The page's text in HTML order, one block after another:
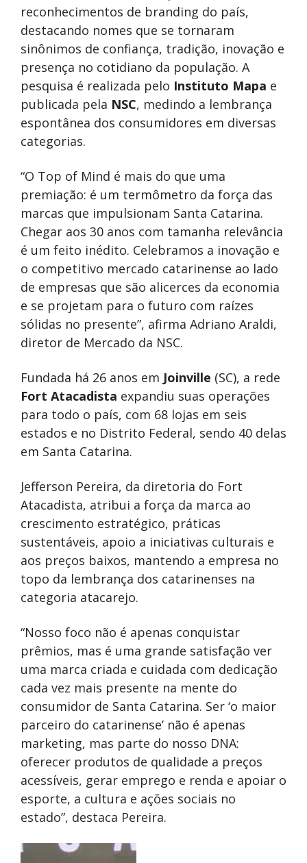
reconhecimentos de branding do país,
destacando nomes que se tornaram
sinônimos de confiança, tradição, inovação e
presença no cotidiano da população. A
pesquisa é realizada pelo Instituto Mapa e
publicada pela NSC, medindo a lembrança
espontânea dos consumidores em diversas
categorias.
“O Top of Mind é mais do que uma
premiação: é um termômetro da força das
marcas que impulsionam Santa Catarina.
Chegar aos 30 anos com tamanha relevância
é um feito inédito. Celebramos a inovação e
o competitivo mercado catarinense ao lado
de empresas que são alicerces da economia
e se projetam para o futuro com raízes
sólidas no presente”, afirma Adriano Araldi,
diretor de Mercado da NSC.
Fundada há 26 anos em Joinville (SC), a rede
Fort Atacadista expandiu suas operações
para todo o país, com 68 lojas em seis
estados e no Distrito Federal, sendo 40 delas
em Santa Catarina.
Jefferson Pereira, da diretoria do Fort
Atacadista, atribui a força da marca ao
crescimento estratégico, práticas
sustentáveis, apoio a iniciativas culturais e
aos preços baixos, mantendo a empresa no
topo da lembrança dos catarinenses na
categoria atacarejo.
“Nosso foco não é apenas conquistar
prêmios, mas é uma grande satisfação ver
uma marca criada e cuidada com dedicação
cada vez mais presente na mente do
consumidor de Santa Catarina. Ser ‘o maior
parceiro do catarinense’ não é apenas
marketing, mas parte do nosso DNA:
oferecer produtos de qualidade a preços
acessíveis, gerar emprego e renda e apoiar o
esporte, a cultura e ações sociais no
estado”, destaca Pereira.